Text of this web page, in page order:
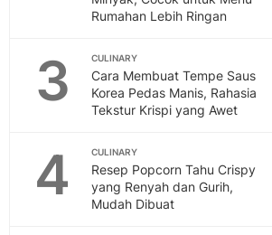
Rumahan Lebih Ringan
3 CULINARY
Cara Membuat Tempe Saus
Korea Pedas Manis, Rahasia
Tekstur Krispi yang Awet
4 CULINARY
Resep Popcorn Tahu Crispy
yang Renyah dan Gurih,
Mudah Dibuat